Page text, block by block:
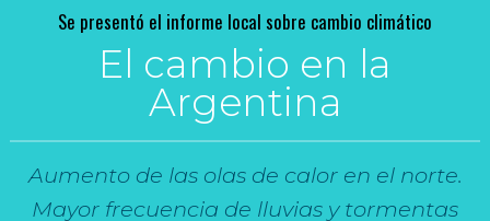
Se presentó el informe local sobre cambio climático
El cambio en la
Argentina
Aumento de las olas de calor en el norte.
Mayor frecuencia de lluvias y tormentas